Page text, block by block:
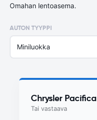
Omahan lentoasema.
AUTON TYYPPI
Miniluokka
Chrysler Pacifica
Tai vastaava